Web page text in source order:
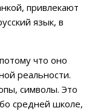
привлекают
язык, в
что оно
реальности.
символы. Это
средней школе,